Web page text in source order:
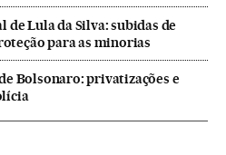
Lula da Silva: subidas de
para as minorias
Bolsonaro: privatizações e